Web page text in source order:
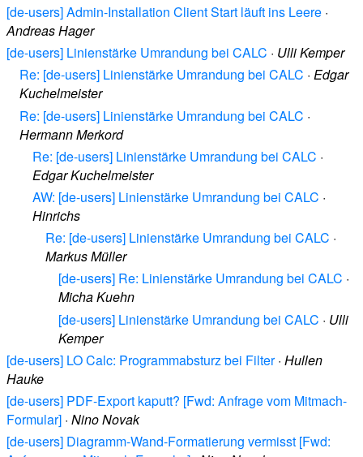
[de-users] Admin-Installation Client Start läuft ins Leere ·
Andreas Hager
[de-users] Linienstärke Umrandung bei CALC · Ulli Kemper
Re: [de-users] Linienstärke Umrandung bei CALC · Edgar
Kuchelmeister
Re: [de-users] Linienstärke Umrandung bei CALC ·
Hermann Merkord
Re: [de-users] Linienstärke Umrandung bei CALC ·
Edgar Kuchelmeister
AW: [de-users] Linienstärke Umrandung bei CALC ·
Hinrichs
Re: [de-users] Linienstärke Umrandung bei CALC ·
Markus Müller
[de-users] Re: Linienstärke Umrandung bei CALC ·
Micha Kuehn
[de-users] Linienstärke Umrandung bei CALC · Ulli
Kemper
[de-users] LO Calc: Programmabsturz bei Filter· Hullen
Hauke
[de-users] PDF-Export kaputt? [Fwd: Anfrage vom Mitmach-
Formular] · Nino Novak
[de-users] Diagramm-Wand-Formatierung vermisst [Fwd: